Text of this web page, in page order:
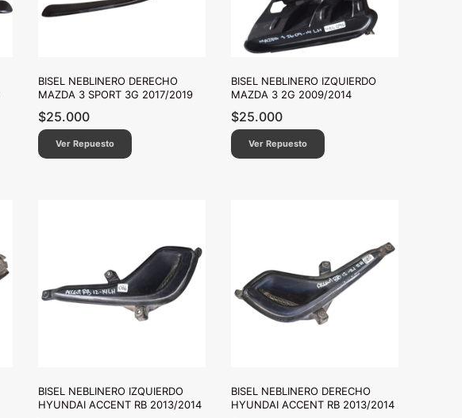
BISEL NEBLINERO DERECHO
MAZDA 3 SPORT 3G 2017/2019
$25.000
Ver Repuesto
BISEL NEBLINERO IZQUIERDO
MAZDA 3 2G 2009/2014
$25.000
Ver Repuesto
BISEL NEBLINERO IZQUIERDO
HYUNDAI ACCENT RB 2013/2014
BISEL NEBLINERO DERECHO
HYUNDAI ACCENT RB 2013/2014